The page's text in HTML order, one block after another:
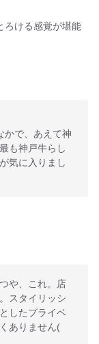
ろける感覚が堪能
かで、あえて神
も神戸牛らし
気に入りまし
や、これ。店
スタイリッシ
したプライベ
ありません(